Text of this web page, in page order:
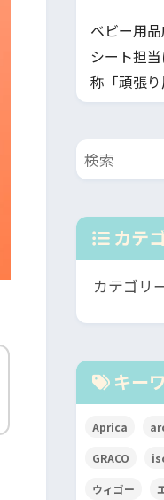
ベビー用
シート担
称「頑張り
カテ
キー
Aprica
GRACO
ウィゴー